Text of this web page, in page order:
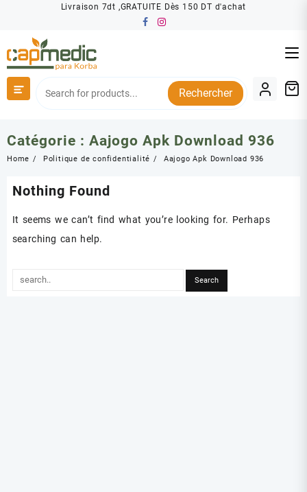
Livraison 7dt ,GRATUITE Dès 150 DT d'achat
Rechercher
Catégorie : Aajogo Apk Download 936
Home Politique de confidentialité Aajogo Apk Download 936
Nothing Found
It seems we can’t find what you’re looking for. Perhaps
searching can help.